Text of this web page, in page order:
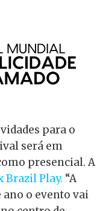
para o
será em
presencial. A
Brazil Play. “A
ano o evento vai